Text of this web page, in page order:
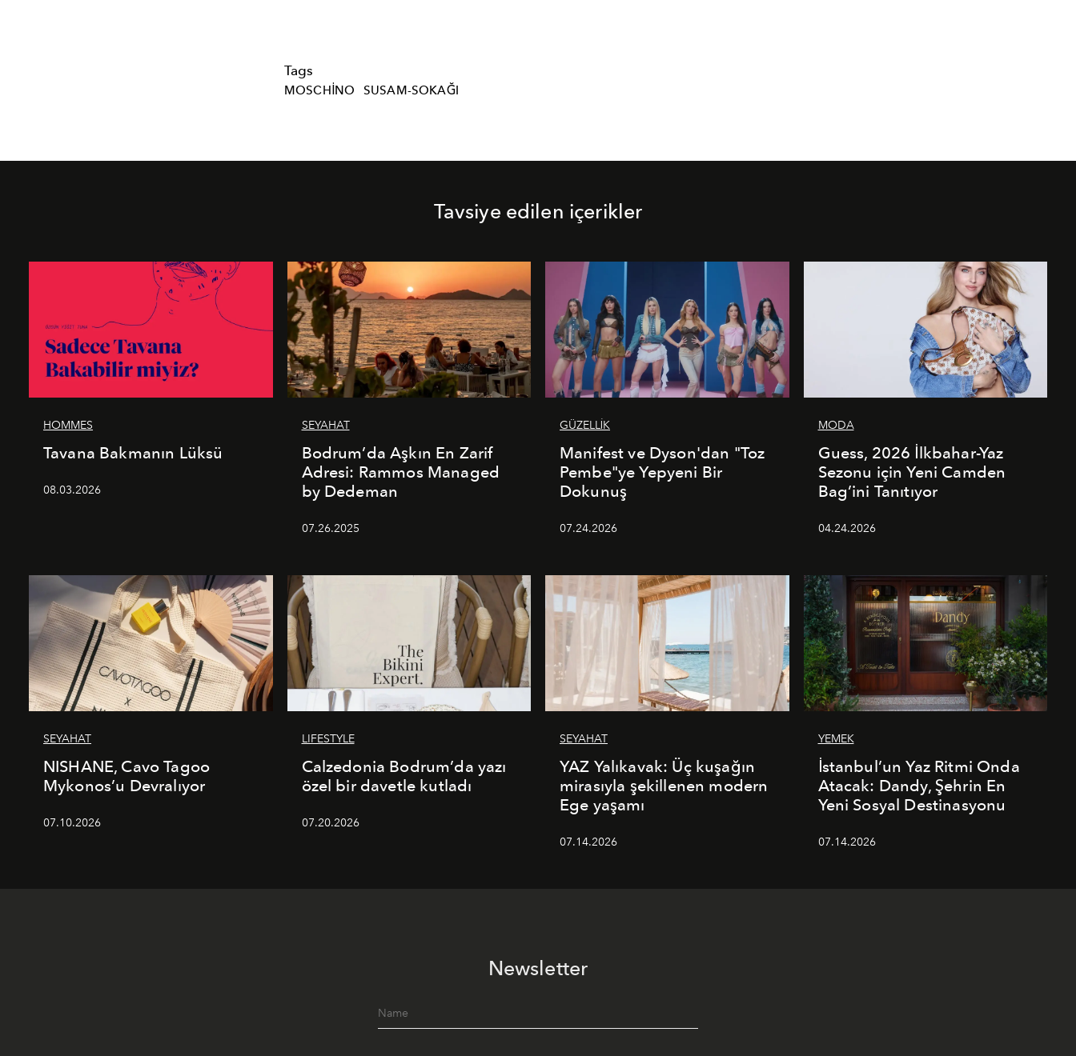
Tags
MOSCHINO SUSAM-SOKAĞI
Tavsiye edilen içerikler
HOMMES
Tavana Bakmanın Lüksü
08.03.2026
SEYAHAT
Bodrum’da Aşkın En Zarif
Adresi: Rammos Managed
by Dedeman
07.26.2025
GÜZELLİK
Manifest ve Dyson'dan "Toz
Pembe"ye Yepyeni Bir
Dokunuş
07.24.2026
MODA
Guess, 2026 İlkbahar-Yaz
Sezonu için Yeni Camden
Bag’ini Tanıtıyor
04.24.2026
SEYAHAT
NISHANE, Cavo Tagoo
Mykonos’u Devralıyor
07.10.2026
LIFESTYLE
Calzedonia Bodrum’da yazı
özel bir davetle kutladı
07.20.2026
SEYAHAT
YAZ Yalıkavak: Üç kuşağın
mirasıyla şekillenen modern
Ege yaşamı
07.14.2026
YEMEK
İstanbul’un Yaz Ritmi Onda
Atacak: Dandy, Şehrin En
Yeni Sosyal Destinasyonu
07.14.2026
Newsletter